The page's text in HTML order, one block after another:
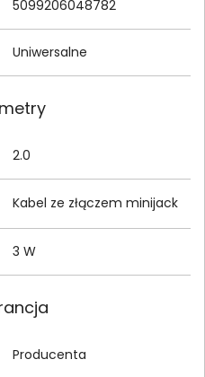
5099206048782
Uniwersalne
2.0
Kabel ze złączem minijack
3 W
Producenta